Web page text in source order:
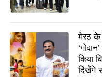
मेरठ के
किया
दिखेंगे